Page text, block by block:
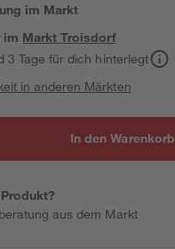
im Markt
im MarktTroisdorf
3 Tage für dich hinterlegt
in anderen Märkten
In den Warenkorb
aus dem Markt